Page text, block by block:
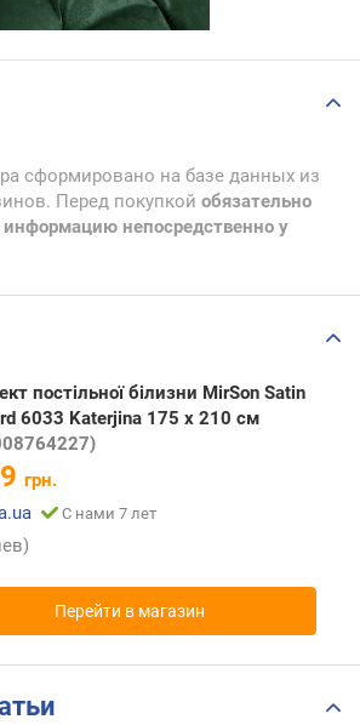
сформировано на базе данных из
Перед покупкой обязательно
непосредственно у
постільної білизни MirSon Satin
6033 Katerjina 175 x 210 см
грн.
С нами 7 лет
Перейти в магазин